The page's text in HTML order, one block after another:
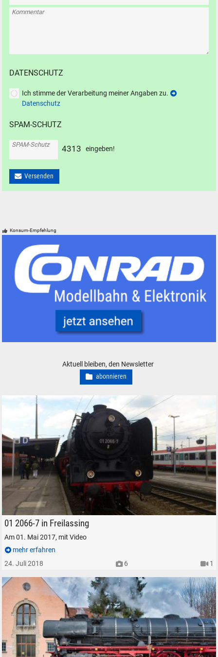
Kommentar
DATENSCHUTZ
Ich stimme der Verarbeitung meiner Angaben zu.
Datenschutz
SPAM-SCHUTZ
SPAM-Schutz 431 3 eingeben!
Versenden
Konsum-Empfehlung
Aktuell bleiben, den Newsletter
abonnieren
DSC_0278
01 2066-7 in Freilassing
Am 01. Mai 2017, mit Video
mehr erfahren
24. Juli 2018
6 1